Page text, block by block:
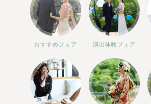
おすすめフェア 演出体験フェア